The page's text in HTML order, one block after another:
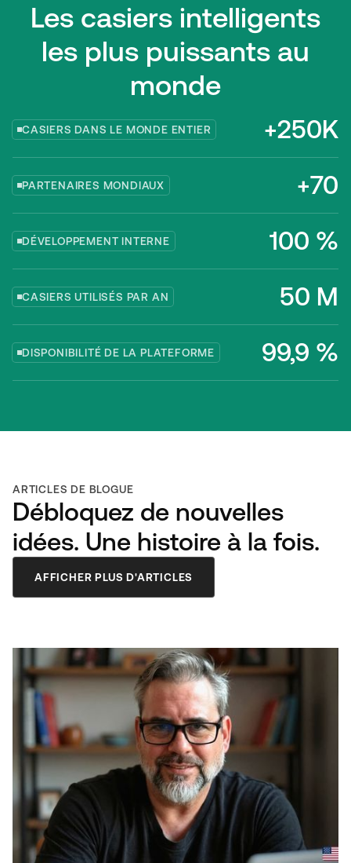
Les casiers intelligents
les plus puissants au
monde
CASIERS DANS LE MONDE ENTIER +250K
PARTENAIRES MONDIAUX +70
DÉVELOPPEMENT INTERNE 100 %
CASIERS UTILISÉS PAR AN 50 M
DISPONIBILITÉ DE LA PLATEFORME 99,9 %
ARTICLES DE BLOGUE
Débloquez de nouvelles
idées. Une histoire à la fois.
AFFICHER PLUS D'ARTICLES